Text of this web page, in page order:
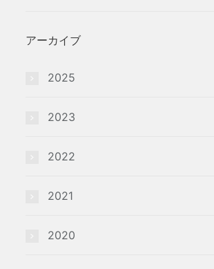
アーカイブ
2025
2023
2022
2021
2020